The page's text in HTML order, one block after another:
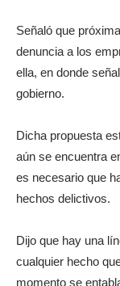
Señaló que
denuncia a los
ella, en donde
gobierno.
Dicha propuesta
aún se encuentra
es necesario que
hechos delictivos.
Dijo que hay una
cualquier hecho
momento se